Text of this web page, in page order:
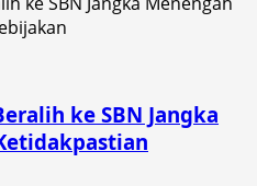
ke SBN Jangka